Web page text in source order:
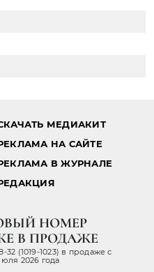
С
еще одного
возможно,
Начало.